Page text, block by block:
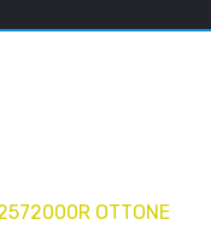
OTTONE